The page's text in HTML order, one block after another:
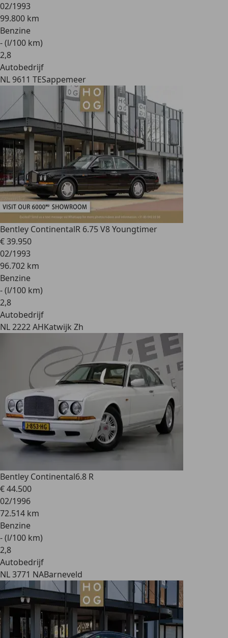
02/1993
99.800 km
Benzine
- (l/100 km)
2,8
Autobedrijf
NL 9611 TESappemeer
Bentley ContinentalR 6.75 V8 Youngtimer
€ 39.950
02/1993
96.702 km
Benzine
- (l/100 km)
2,8
Autobedrijf
NL 2222 AHKatwijk Zh
Bentley Continental6.8 R
€ 44.500
02/1996
72.514 km
Benzine
- (l/100 km)
2,8
Autobedrijf
NL 3771 NABarneveld